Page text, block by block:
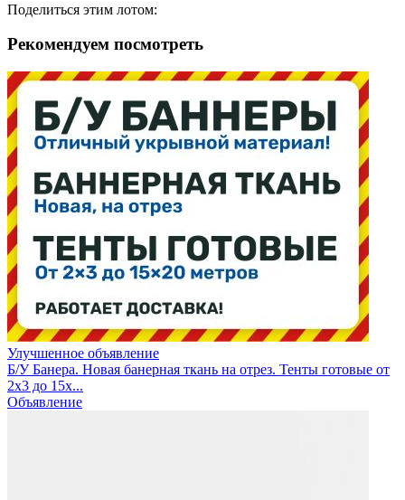
Поделиться этим лотом:
Рекомендуем посмотреть
Улучшенное объявление
Б/У Банера. Новая банерная ткань на отрез. Тенты готовые от
2х3 до 15х...
Объявление